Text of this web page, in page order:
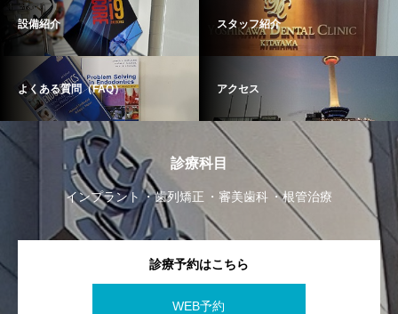
設備紹介 スタッフ紹介
よくある質問（FAQ） アクセス
診療科目
インプラント 歯列矯正 審美歯科 根管治療
診療予約はこちら
WEB予約